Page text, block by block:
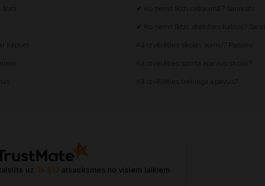
uz 15 512 atsauksmes no visiem laikiem